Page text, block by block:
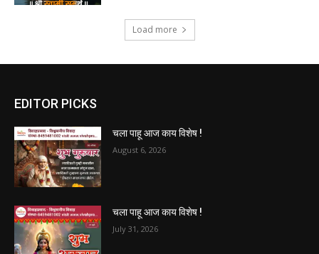
Load more
EDITOR PICKS
चला पाहू आज काय विशेष !
August 6, 2026
चला पाहू आज काय विशेष !
July 31, 2026